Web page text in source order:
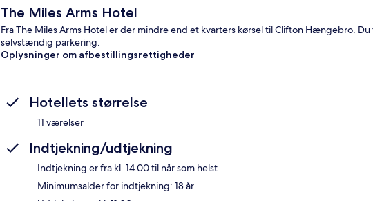
The Miles Arms Hotel
Fra The Miles Arms Hotel er der mindre end et kvarters kørsel til Clifton Hængebro.
selvstændig parkering.
Oplysninger om afbestillingsrettigheder
Hotellets størrelse
11 værelser
Indtjekning/udtjekning
Indtjekning er fra kl. 14.00 til når som helst
Minimumsalder for indtjekning: 18 år